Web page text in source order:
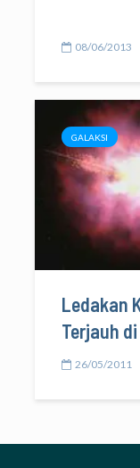
08/06/2013
GALAKSI
Ledakan
Terjauh
26/05/2011